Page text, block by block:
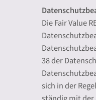
Die Fair Value
38 der
sich in der